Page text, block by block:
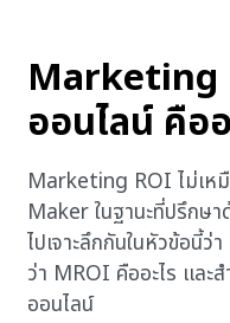
Marketing
ออนไลน์ คือ
Marketing ROI ไม่เห
Maker ในฐานะที่ปรึก
ไปเจาะลึกกันในหัวข้อนี้
ว่า MROI คืออะไร และ
ออนไลน์